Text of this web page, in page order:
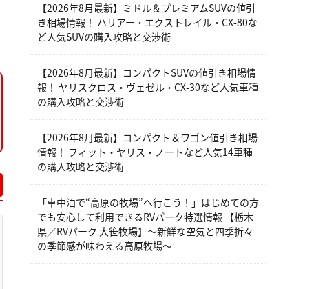
【2026年8月最新】ミドル＆プレミアムSUVの値引
き相場情報！ ハリアー・エクストレイル・CX-80な
ど人気SUVの購入攻略と交渉術
【2026年8月最新】コンパクトSUVの値引き相場情
報！ ヤリスクロス・ヴェゼル・CX-30など人気車種
の購入攻略と交渉術
【2026年8月最新】コンパクト＆ワゴン値引き相場
情報！ フィット・ヤリス・ノートなど人気14車種
の購入攻略と交渉術
「車中泊で“高原の牧場”へ行こう！」はじめての方
でも安心して利用できるRVパーク特選情報 【栃木
県／RVパーク 大笹牧場】～新鮮な空気と四季折々
の季節感が味わえる高原牧場～